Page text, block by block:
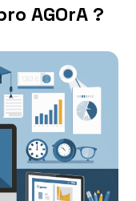
AGOrA ?